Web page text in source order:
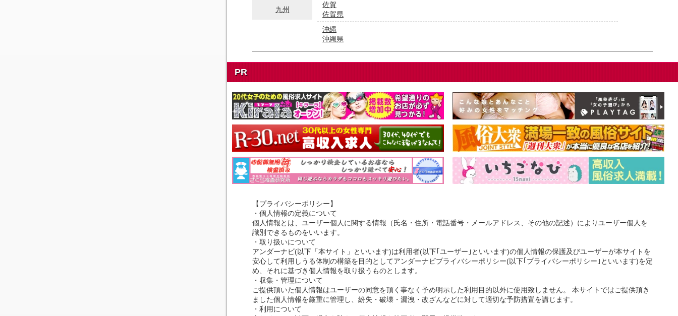
九州
佐賀
佐賀県
沖縄
沖縄県
PR
【プライバシーポリシー】
・個人情報の定義について
個人情報とは、ユーザー個人に関する情報（氏名・住所・電話番号・メールアドレス、その他の記述）によりユーザー個人を
識別できるものをいいます。
・取り扱いについて
アンダーナビ(以下「本サイト」といいます)は利用者(以下｢ユーザー｣といいます)の個人情報の保護及びユーザーが本サイトを
安心して利用しうる体制の構築を目的としてアンダーナビプライバシーポリシー(以下｢プライバシーポリシー｣といいます)を定
め、それに基づき個人情報を取り扱うものとします。
・収集・管理について
ご提供頂いた個人情報はユーザーの同意を頂く事なく予め明示した利用目的以外に使用致しません。 本サイトではご提供頂き
ました個人情報を厳重に管理し、紛失・破壊・漏洩・改ざんなどに対して適切な予防措置を講じます。
・利用について